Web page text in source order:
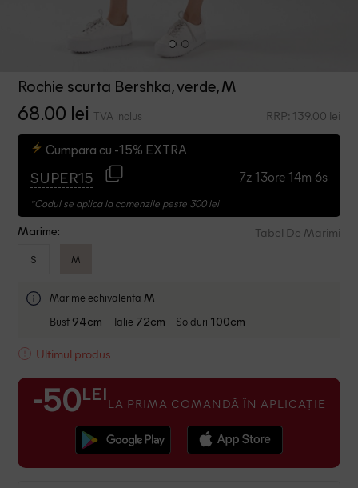
Rochie scurta Bershka, verde, M
68.00 lei TVA inclus RRP: 139.00 lei
Cumpara cu -15% EXTRA
SUPER15 7z 13ore 14m 6s
*Codul se aplica la comenzile peste 300 lei
Marime: Tabel De Marimi
S M
Marime echivalenta M
Bust 94cm Talie 72cm Solduri 100cm
Ultimul produs
-50 LEI LA PRIMA COMANDĂ ÎN APLICAȚIE